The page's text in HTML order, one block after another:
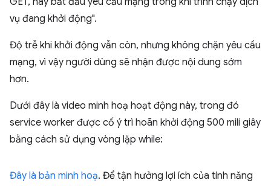
vụ đang khởi động".
Độ trễ khi khởi động vẫn còn, nhưng không chặn yêu cầu
mạng, vì vậy người dùng sẽ nhận được nội dung sớm
hơn.
Dưới đây là video minh hoạ hoạt động này, trong đó
service worker được cố ý trì hoãn khởi động 500 mili giây
bằng cách sử dụng vòng lặp while:
Đây là bản minh hoạ. Để tận hưởng lợi ích của tính năng